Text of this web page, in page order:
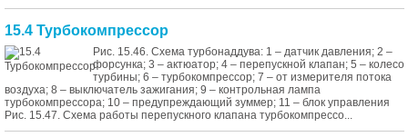
15.4 Турбокомпрессор
Рис. 15.46. Схема турбонаддува: 1 – датчик давления; 2 –
форсунка; 3 – актюатор; 4 – перепускной клапан; 5 – колесо
турбины; 6 – турбокомпрессор; 7 – от измерителя потока
воздуха; 8 – выключатель зажигания; 9 – контрольная лампа
турбокомпрессора; 10 – предупреждающий зуммер; 11 – блок управления
Рис. 15.47. Схема работы перепускного клапана турбокомпрессо...